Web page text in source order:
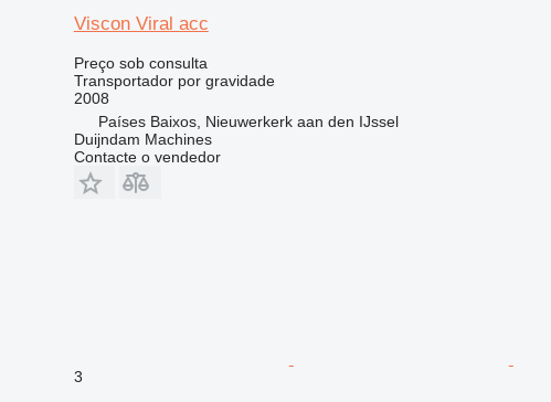
Viscon Viral acc
Preço sob consulta
Transportador por gravidade
2008
Países Baixos, Nieuwerkerk aan den IJssel
Duijndam Machines
Contacte o vendedor
3